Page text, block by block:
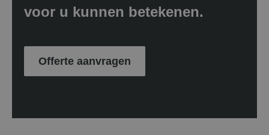
voor u kunnen betekenen.
Offerte aanvragen